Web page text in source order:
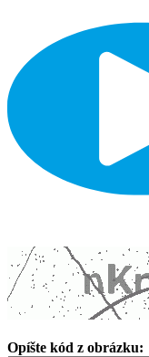
Opíšte kód z obrázku: